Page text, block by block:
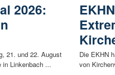
2026:
21. und 22. August
in Linkenbach ...
Die EKHN
von